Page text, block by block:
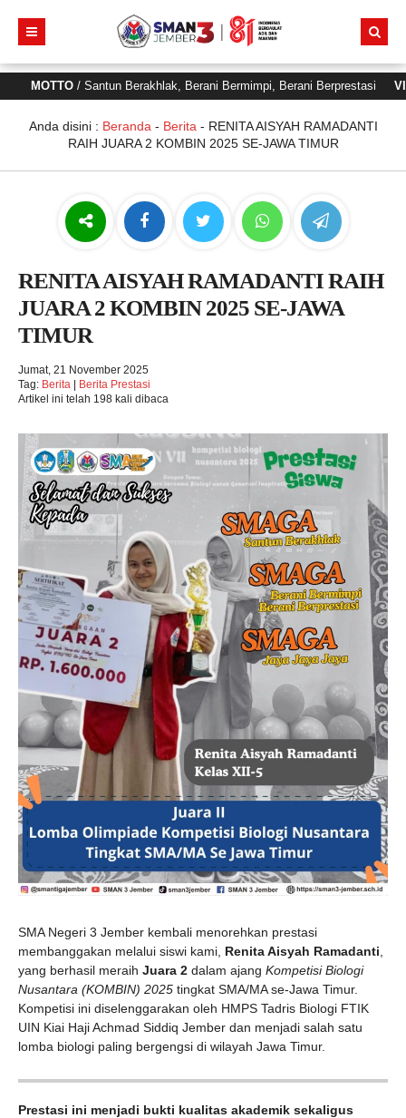
MOTTO/ Santun Berakhlak, Berani Bermimpi, Berani BerprestasiVISI/
Anda disini : Beranda - Berita - RENITA AISYAH RAMADANTI
RAIH JUARA 2 KOMBIN 2025 SE-JAWA TIMUR
RENITA AISYAH RAMADANTI RAIH
JUARA 2 KOMBIN 2025 SE-JAWA
TIMUR
Jumat, 21 November 2025
Tag: Berita
Berita Prestasi
Artikel ini telah 198 kali dibaca
SMA Negeri 3 Jember kembali menorehkan prestasi
membanggakan melalui siswi kami, Renita Aisyah Ramadanti
yang berhasil meraih Juara 2 dalam ajang Kompetisi Biologi
Nusantara (KOMBIN) 2025 tingkat SMA/MA se-Jawa Timur.
Kompetisi ini diselenggarakan oleh HMPS Tadris Biologi FTIK
UIN Kiai Haji Achmad Siddiq Jember dan menjadi salah satu
lomba biologi paling bergengsi di wilayah Jawa Timur.
Prestasi ini menjadi bukti kualitas akademik sekaligus